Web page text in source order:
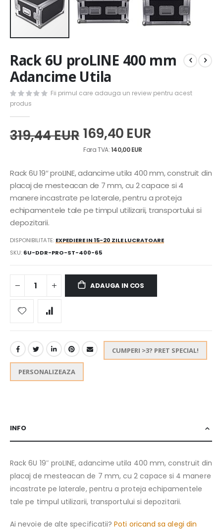
to
the
beginning
of
the
images
gallery
Rack 6U proLINE 400 mm
Adancime Utila
Fii primul care adauga un review pentru acest
produs
319,44 EUR 169,40 EUR
140,00 EUR
Rack 6U 19″ proLINE, adancime utila 400 mm, construit din
placaj de mesteacan de 7 mm, cu 2 capace si 4
manere incastrate pe laterale, pentru a proteja
echipamentele tale pe timpul utilizarii, transportului si
depozitarii.
DISPONIBILITATE: EXPEDIERE IN 15-20 ZILE LUCRATOARE
SKU 6U-DDR-PRO-ST-400-65
ADAUGA IN COS
CUMPERI >3? PRET SPECIAL!
PERSONALIZEAZA
INFO
Rack 6U 19″ proLINE, adancime utila 400 mm, construit din
placaj de mesteacan de 7 mm, cu 2 capace si 4 manere
incastrate pe laterale, pentru a proteja echipamentele
tale pe timpul utilizarii, transportului si depozitarii.
Ai nevoie de alte specificatii?Poti oricand sa alegi din